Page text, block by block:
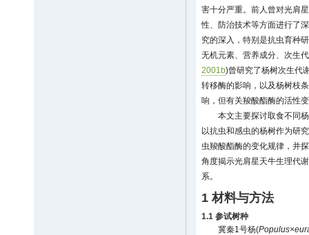
害十分严重。前人曾对光肩
性、防治技术等方面进行了
究的深入，特别是抗虫育种
无机元素、营养成分、次生
2001b)曾研究了杨树次生代
转移酶的影响，以及杨树枝
响，但有关羧酸酯酶的活性
本文主要探讨取食不同
以抗虫和感虫的杨树作为研
虫羧酸酯酶的变化规律，并
角度揭示光肩星天牛生理代
系。
1 材料与方法
1.1 参试树种
冀秦1号杨(